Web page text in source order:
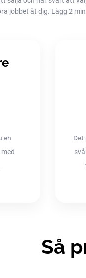
jobbet åt dig. Lägg 2
en
Det
Så